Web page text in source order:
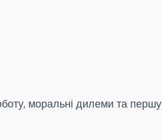
моральні дилеми та першу